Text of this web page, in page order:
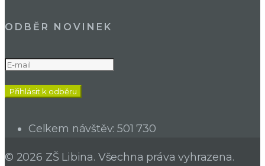
ODBĚR NOVINEK
Celkem návštěv:501 730
© 2026 ZŠ Libina. Všechna práva vyhrazena.